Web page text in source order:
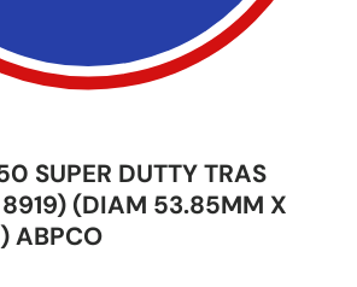
SUPER DUTTY TRAS
(DIAM 53.85MM X
ABPCO